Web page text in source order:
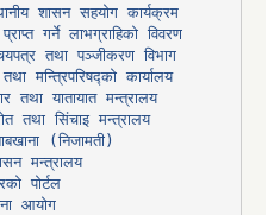
शासन सहयोग कार्यक्रम
सा.सु.भत्ता प्राप्त गर्ने लाभग्राहिको विवरण
राष्ट्रिय परिचयपत्र तथा पञ्‍जीकरण विभाग
मन्त्रिपरिषद्को कार्यालय
तथा यातायात मन्त्रालय
तथा सिंचाइ मन्त्रालय
मन्त्रालय
पोर्टल
आयोग